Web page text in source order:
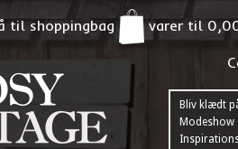
til shoppingbag varer til
Bliv klædt
Modeshow